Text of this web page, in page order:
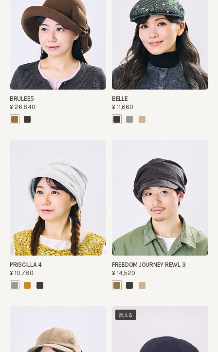
BRULEE5
¥26,840
BELLE
¥11,660
PRISCILLA 4
¥10,780
FREEDOM JOURNEY REWL 3
¥14,520
洗える